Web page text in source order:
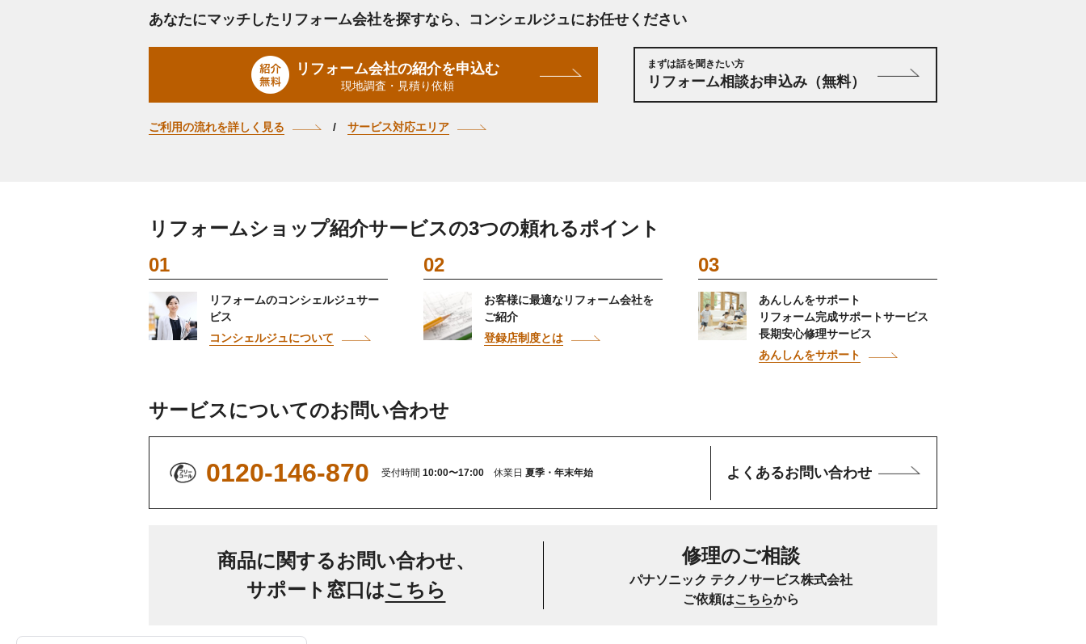
あなたにマッチしたリフォーム会社を探すなら、 コンシェルジュにお任せください
リフォーム会社の紹介を申込む
現地調査・見積り依頼
まずは話を聞きたい方
リフォーム相談お申込み（無料）
ご利用の流れを詳しく見る サービス対応エリア
リフォームショップ紹介サービスの3つの頼れるポイント
01
リフォームのコンシェルジュサー
ビス
コンシェルジュについて
02
お客様に最適なリフォーム会社を
ご紹介
登録店制度とは
03
あんしんをサポート
リフォーム完成サポートサービス
長期安心修理サービス
あんしんをサポート
サービスについてのお問い合わせ
0120-146-870 受付時間 10:00〜17:00 休業日 夏季・年末年始 よくあるお問い合わせ
商品に関するお問い合わせ、
サポート窓口はこちら
修理のご相談
パナソニック テクノサービス株式会社
ご依頼はこちらから